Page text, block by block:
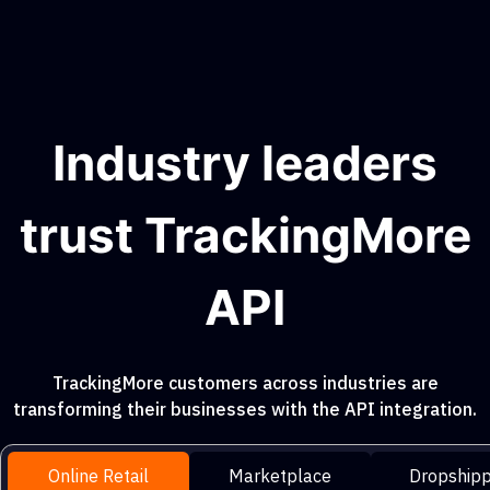
Industry leaders
trust TrackingMore
API
TrackingMore customers across industries are
transforming their businesses with the API integration.
Online Retail Marketplace